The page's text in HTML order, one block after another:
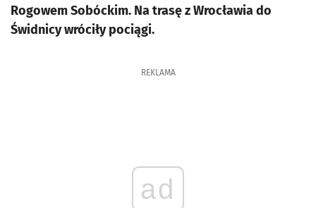
Rogowem Sobóckim. Na trasę z Wrocławia do
Świdnicy wróciły pociągi.
REKLAMA
ad